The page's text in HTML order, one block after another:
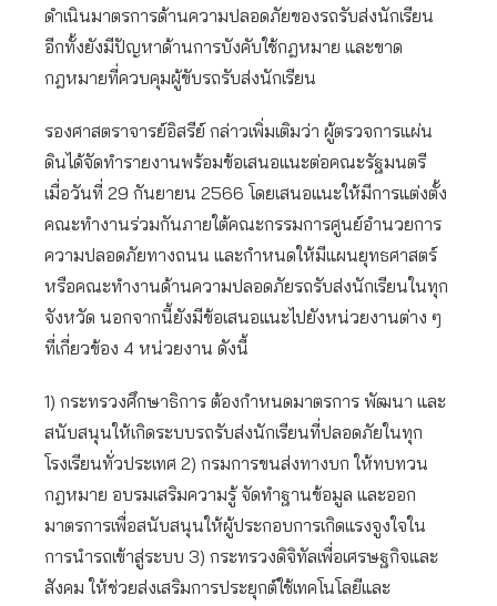
ดำเนินมาตรการด้านความปลอดภัยของรถรับส่งนักเรียน
อีกทั้งยังมีปัญหาด้านการบังคับใช้กฎหมาย และขาด
กฎหมายที่ควบคุมผู้ขับรถรับส่งนักเรียน
รองศาสตราจารย์อิสรีย์ กล่าวเพิ่มเติมว่า ผู้ตรวจการแผ่น
ดินได้จัดทำรายงานพร้อมข้อเสนอแนะต่อคณะรัฐมนตรี
เมื่อวันที่ 29 กันยายน 2566 โดยเสนอแนะให้มีการแต่งตั้ง
คณะทำงานร่วมกันภายใต้คณะกรรมการศูนย์อำนวยการ
ความปลอดภัยทางถนน และกำหนดให้มีแผนยุทธศาสตร์
หรือคณะทำงานด้านความปลอดภัยรถรับส่งนักเรียนในทุก
จังหวัด นอกจากนี้ยังมีข้อเสนอแนะไปยังหน่วยงานต่าง ๆ
ที่เกี่ยวข้อง 4 หน่วยงาน ดังนี้
1) กระทรวงศึกษาธิการ ต้องกำหนดมาตรการ พัฒนา และ
สนับสนุนให้เกิดระบบรถรับส่งนักเรียนที่ปลอดภัยในทุก
โรงเรียนทั่วประเทศ 2) กรมการขนส่งทางบก ให้ทบทวน
กฎหมาย อบรมเสริมความรู้ จัดทำฐานข้อมูล และออก
มาตรการเพื่อสนับสนุนให้ผู้ประกอบการเกิดแรงจูงใจใน
การนำรถเข้าสู่ระบบ 3) กระทรวงดิจิทัลเพื่อเศรษฐกิจและ
สังคม ให้ช่วยส่งเสริมการประยุกต์ใช้เทคโนโลยีและ